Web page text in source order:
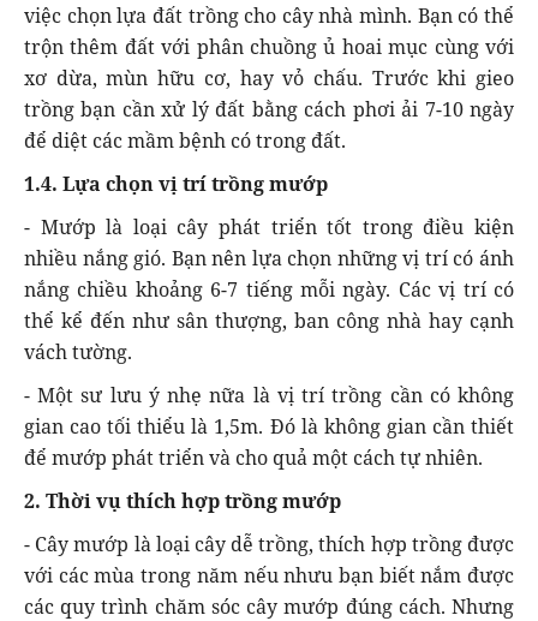
việc chọn lựa đất trồng cho cây nhà mình. Bạn có thể
trộn thêm đất với phân chuồng ủ hoai mục cùng với
xơ dừa, mùn hữu cơ, hay vỏ chấu. Trước khi gieo
trồng bạn cần xử lý đất bằng cách phơi ải 7-10 ngày
để diệt các mầm bệnh có trong đất.
1.4. Lựa chọn vị trí trồng mướp
- Mướp là loại cây phát triển tốt trong điều kiện
nhiều nắng gió. Bạn nên lựa chọn những vị trí có ánh
nắng chiều khoảng 6-7 tiếng mỗi ngày. Các vị trí có
thể kể đến như sân thượng, ban công nhà hay cạnh
vách tường.
- Một sư lưu ý nhẹ nữa là vị trí trồng cần có không
gian cao tối thiểu là 1,5m. Đó là không gian cần thiết
để mướp phát triển và cho quả một cách tự nhiên.
2. Thời vụ thích hợp trồng mướp
- Cây mướp là loại cây dễ trồng, thích hợp trồng được
với các mùa trong năm nếu nhưu bạn biết nắm được
các quy trình chăm sóc cây mướp đúng cách. Nhưng